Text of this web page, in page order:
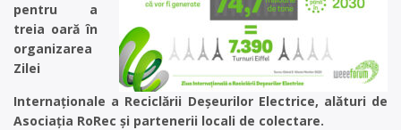
pentru a
treia oară în
organizarea
Zilei
Internaționale a Reciclării Deșeurilor Electrice, alături de
Asociația RoRec și partenerii locali de colectare.